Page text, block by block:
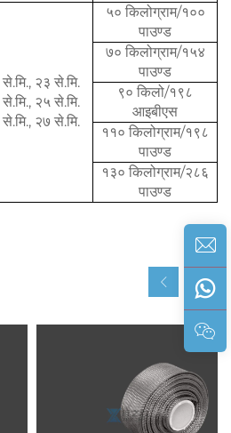
२३ से.मि.
२५ से.मि.
२७ से.मि.
५० किलोग्राम/१००
पाउण्ड
७० किलोग्राम/१५४
पाउण्ड
९० किलो/१९८
आइबीएस
११० किलोग्राम/१९८
पाउण्ड
१३० किलोग्राम/२८६
पाउण्ड